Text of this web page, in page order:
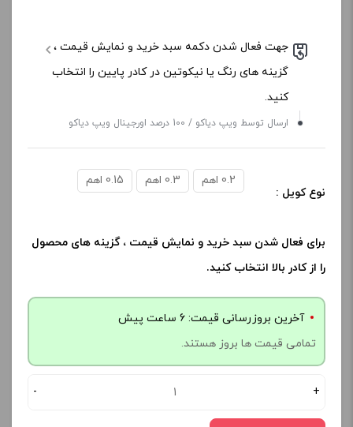
جهت فعال شدن دکمه سبد خرید و نمایش قیمت ،
گزینه های رنگ یا نیکوتین در کادر پایین را انتخاب
کنید.
ارسال توسط ویپ دیاکو / 100 درصد اورجینال ویپ دیاکو
نوع کویل :
0.2 اهم 0.3 اهم 0.15 اهم
برای فعال شدن سبد خرید و نمایش قیمت ، گزینه های محصول
را از کادر بالا انتخاب کنید.
آخرین بروزرسانی قیمت: 6 ساعت پیش
تمامی قیمت ها بروز هستند.
- +